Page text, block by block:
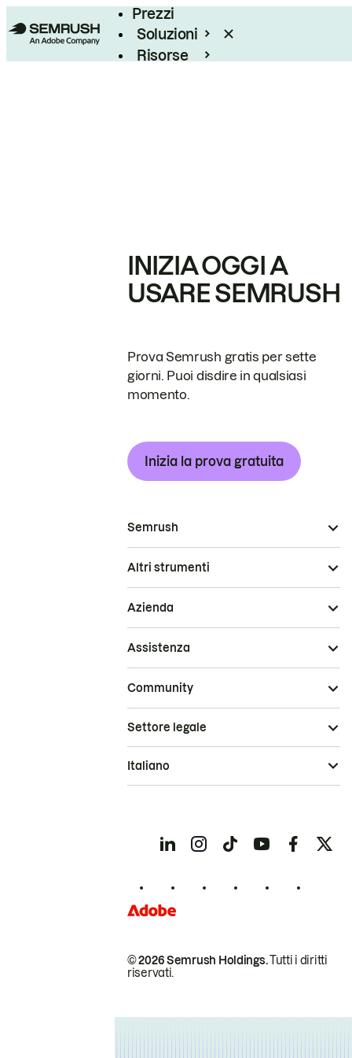
Prezzi
Soluzioni
Risorse
INIZIA OGGI A
USARE SEMRUSH
Prova Semrush gratis per sette
giorni. Puoi disdire in qualsiasi
momento.
Inizia la prova gratuita
Semrush
Altri strumenti
Azienda
Assistenza
Community
© 2026 Semrush Holdings.Tutti i diritti
riservati.
Settore legale
Italiano